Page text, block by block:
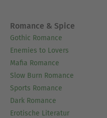
Romance & Spice
Gothic Romance
Enemies to Lovers
Mafia Romance
Slow Burn Romance
Sports Romance
Dark Romance
Erotische Literatur